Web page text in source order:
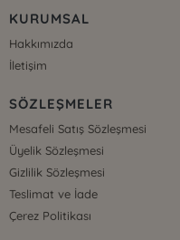
KURUMSAL
Hakkımızda
İletişim
SÖZLEŞMELER
Mesafeli Satış Sözleşmesi
Üyelik Sözleşmesi
Gizlilik Sözleşmesi
Teslimat ve İade
Çerez Politikası